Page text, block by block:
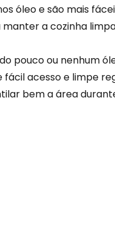
óleo e são mais
a cozinha
pouco ou nenhum
fácil acesso e limpe
bem a área